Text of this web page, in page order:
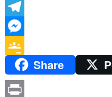
Twitter
Telegram
Messenger
Google
Classroom
Share